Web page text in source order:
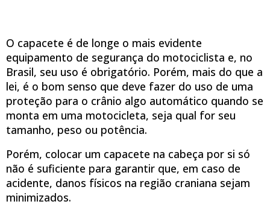
O capacete é de longe o mais evidente
equipamento de segurança do motociclista e, no
Brasil, seu uso é obrigatório. Porém, mais do que a
lei, é o bom senso que deve fazer do uso de uma
proteção para o crânio algo automático quando se
monta em uma motocicleta, seja qual for seu
tamanho, peso ou potência.
Porém, colocar um capacete na cabeça por si só
não é suficiente para garantir que, em caso de
acidente, danos físicos na região craniana sejam
minimizados.